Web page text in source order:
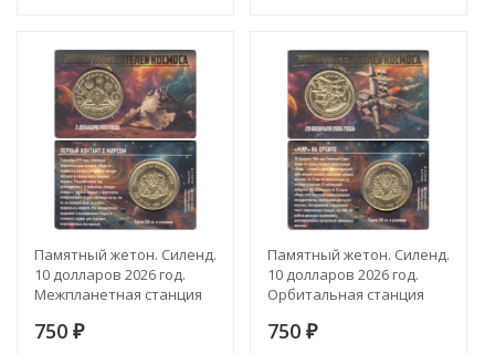
Памятный жетон. Силенд.
10 долларов 2026 год.
Межпланетная станция
750 ₽
Памятный жетон. Силенд.
10 долларов 2026 год.
Орбитальная станция
750 ₽